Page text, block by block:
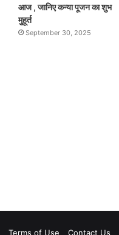
आज , जानिए कन्या पूजन का शुभ
मुहूर्त
September 30, 2025
Terms of Use Contact Us